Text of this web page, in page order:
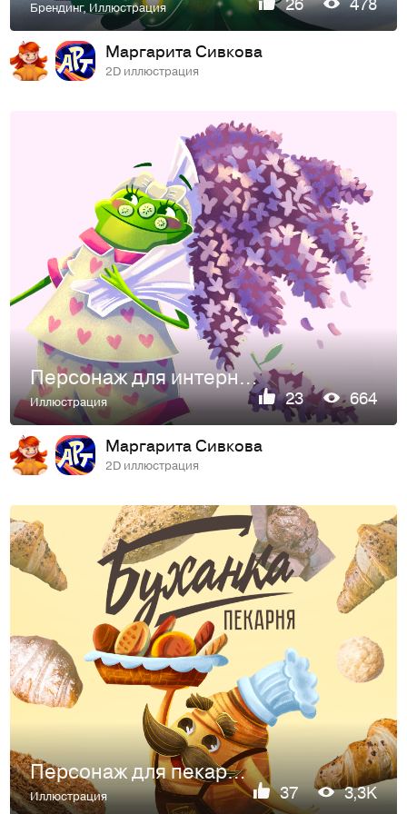
Брендинг, Иллюстрация
Маргарита Сивкова
2D иллюстрация
Персонаж для интернет-магазина товаров ручной работы
Иллюстрация 23 664
Маргарита Сивкова
2D иллюстрация
Персонаж для пекарни Буханка
Иллюстрация 37 3,3K